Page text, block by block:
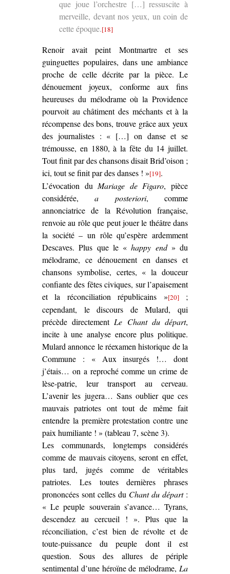
que joue l’orchestre […] ressuscite à
merveille, devant nos yeux, un coin de
cette époque.[18]
Renoir avait peint Montmartre et ses
guinguettes populaires, dans une ambiance
proche de celle décrite par la pièce. Le
dénouement joyeux, conforme aux fins
heureuses du mélodrame où la Providence
pourvoit au châtiment des méchants et à la
récompense des bons, trouve grâce aux yeux
des journalistes : « […] on danse et se
trémousse, en 1880, à la fête du 14 juillet.
Tout finit par des chansons disait Brid’oison ;
ici, tout se finit par des danses ! »[19].
L’évocation du Mariage de Figaro, pièce
considérée,a posteriori, comme
annonciatrice de la Révolution française,
renvoie au rôle que peut jouer le théâtre dans
la société – un rôle qu’espère ardemment
Descaves. Plus que le «happy end» du
mélodrame, ce dénouement en danses et
chansons symbolise, certes, « la douceur
confiante des fêtes civiques, sur l’apaisement
et la réconciliation républicains »[20];
cependant, le discours de Mulard, qui
précède directement Le Chant du départ,
incite à une analyse encore plus politique.
Mulard annonce le réexamen historique de la
Commune : « Aux insurgés !… dont
j’étais… on a reproché comme un crime de
lèse-patrie, leur transport au cerveau.
L’avenir les jugera… Sans oublier que ces
mauvais patriotes ont tout de même fait
entendre la première protestation contre une
paix humiliante ! » (tableau 7, scène 3).
Les communards, longtemps considérés
comme de mauvais citoyens, seront en effet,
plus tard, jugés comme de véritables
patriotes. Les toutes dernières phrases
prononcées sont celles du Chant du départ:
« Le peuple souverain s’avance… Tyrans,
descendez au cercueil ! ». Plus que la
réconciliation, c’est bien de révolte et de
toute-puissance du peuple dont il est
question. Sous des allures de périple
sentimental d’une héroïne de mélodrame, La